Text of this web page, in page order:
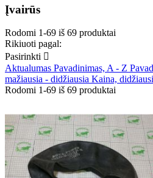
Įvairūs
Rodomi 1-69 iš 69 produktai
Rikiuoti pagal:
Pasirinkti 
Aktualumas Pavadinimas, A - Z
mažiausia - didžiausia Kaina,
Rodomi 1-69 iš 69 produktai